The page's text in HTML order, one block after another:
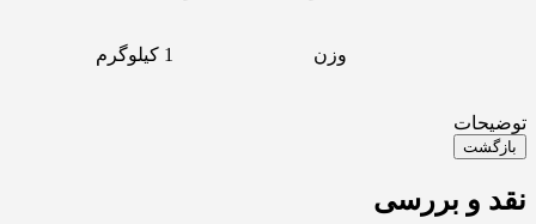
وزن 1 کیلوگرم
توضیحات
بازگشت
نقد و بررسی